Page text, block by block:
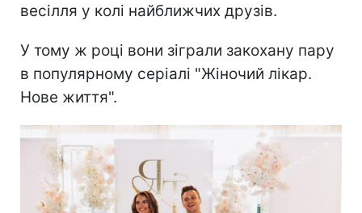
весілля у колі найближчих друзів.
У тому ж році вони зіграли закохану пару
в популярному серіалі "Жіночий лікар.
Нове життя".